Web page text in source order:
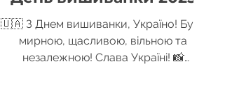
🇺🇦 З Днем вишиванки, Україно! Будь
мирною, щасливою, вільною та
незалежною! Слава Україні! 📸